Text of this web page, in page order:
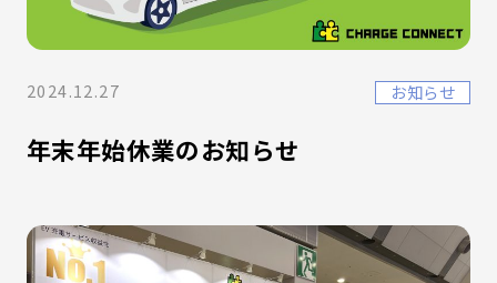
2024.12.27 お知らせ
年末年始休業のお知らせ